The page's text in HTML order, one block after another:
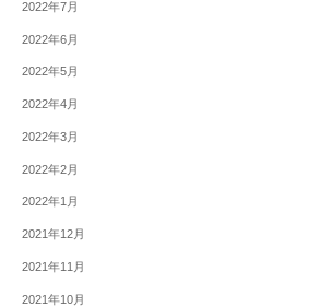
2022年7月
2022年6月
2022年5月
2022年4月
2022年3月
2022年2月
2022年1月
2021年12月
2021年11月
2021年10月